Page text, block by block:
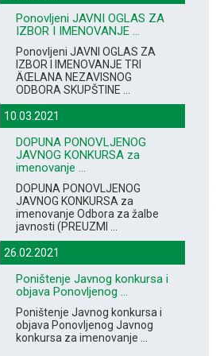
Ponovljeni JAVNI OGLAS ZA
IZBOR I IMENOVANJE ...
Ponovljeni JAVNI OGLAS ZA
IZBOR I IMENOVANJE TRI
ÄŒLANA NEZAVISNOG
ODBORA SKUPŠTINE ...
10.03.2021
DOPUNA PONOVLJENOG
JAVNOG KONKURSA za
imenovanje ...
DOPUNA PONOVLJENOG
JAVNOG KONKURSA za
imenovanje Odbora za žalbe
javnosti (PREUZMI ...
26.02.2021
Poništenje Javnog konkursa i
objava Ponovljenog ...
Poništenje Javnog konkursa i
objava Ponovljenog Javnog
konkursa za imenovanje ...